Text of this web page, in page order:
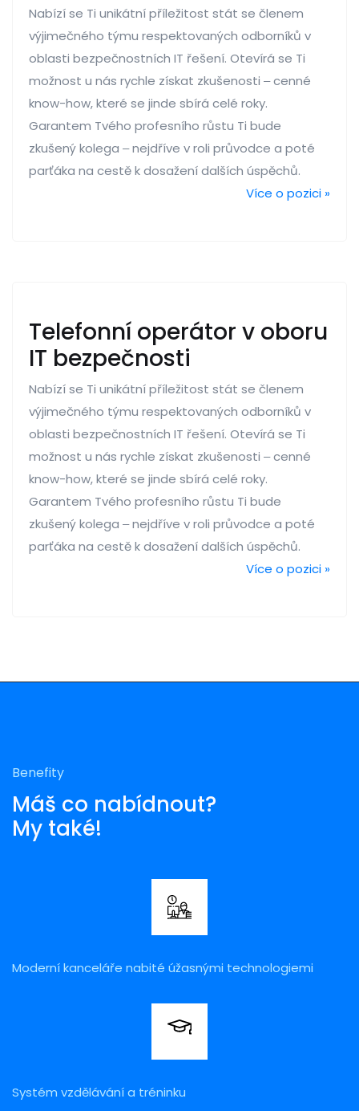
Nabízí se Ti unikátní příležitost stát se členem
výjimečného týmu respektovaných odborníků v
oblasti bezpečnostních IT řešení. Otevírá se Ti
možnost u nás rychle získat zkušenosti ‒ cenné
know-how, které se jinde sbírá celé roky.
Garantem Tvého profesního růstu Ti bude
zkušený kolega ‒ nejdříve v roli průvodce a poté
parťáka na cestě k dosažení dalších úspěchů.
Více o pozici »
Telefonní operátor v oboru
IT bezpečnosti
Nabízí se Ti unikátní příležitost stát se členem
výjimečného týmu respektovaných odborníků v
oblasti bezpečnostních IT řešení. Otevírá se Ti
možnost u nás rychle získat zkušenosti ‒ cenné
know-how, které se jinde sbírá celé roky.
Garantem Tvého profesního růstu Ti bude
zkušený kolega ‒ nejdříve v roli průvodce a poté
parťáka na cestě k dosažení dalších úspěchů.
Více o pozici »
Benefity
Máš co nabídnout?
My také!
Moderní kanceláře nabité úžasnými technologiemi
Systém vzdělávání a tréninku